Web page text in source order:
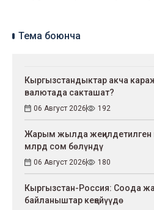
Тема боюнча
Кыргызстандыктар акча
валютада сакташат?
06 Август 2026 192
Жарым жылда жеңилдетилген
млрд сом бөлүндү
06 Август 2026 180
Кыргызстан-Россия: Соода
байланыштар кеңейүүдө